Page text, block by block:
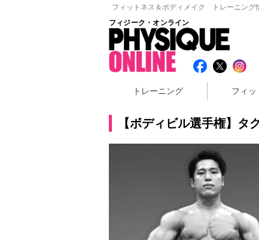
フィットネス＆ボディメイク トレーニング
フィジーク・オンライン
トレーニング フィッ
【ボディビル選手権】タ